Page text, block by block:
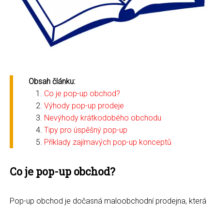
Obsah článku:
Co je pop-up obchod?
Výhody pop-up prodeje
Nevýhody krátkodobého obchodu
Tipy pro úspěšný pop-up
Příklady zajímavých pop-up konceptů
Co je pop-up obchod?
Pop-up obchod je dočasná maloobchodní prodejna, která